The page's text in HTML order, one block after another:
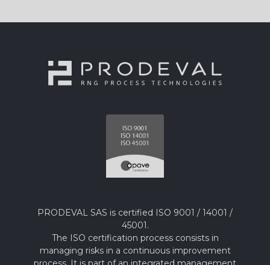
PRODEVAL SAS is certified ISO 9001 / 14001 /
45001.
The ISO certification process consists in
managing risks in a continuous improvement